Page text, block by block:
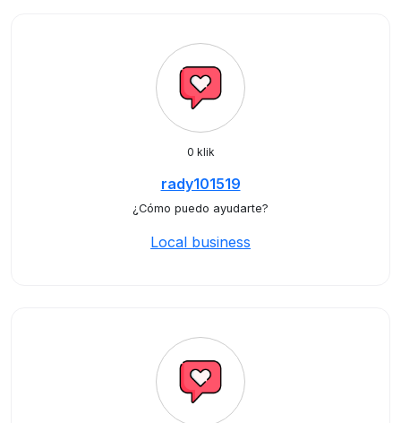
0 klik
rady101519
¿Cómo puedo ayudarte?
Local business